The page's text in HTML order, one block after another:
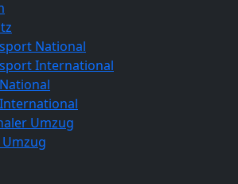
National
International
Umzug